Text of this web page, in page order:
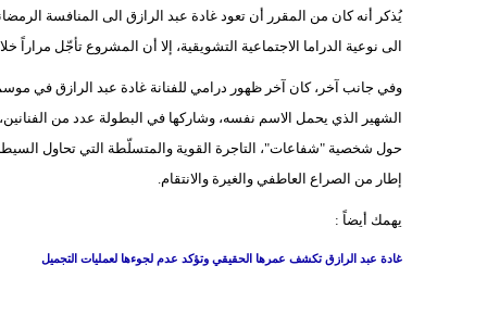
يُذكر أنه كان من المقرر أن تعود غادة عبد الرازق الى المنافسة
الى نوعية الدراما الاجتماعية التشويقية، إلا أن المشروع تأجّل
الشهير الذي يحمل الاسم نفسه، وشاركها في البطولة عدد من
حول شخصية "شفاعات"، التاجرة القوية والمتسلّطة التي تحاول
إطار من الصراع العاطفي والغيرة والانتقام.
يهمك أيضاً :
غادة عبد الرازق تكشف عمرها الحقيقي وتؤكد عدم لجوءها لعمليات التجميل